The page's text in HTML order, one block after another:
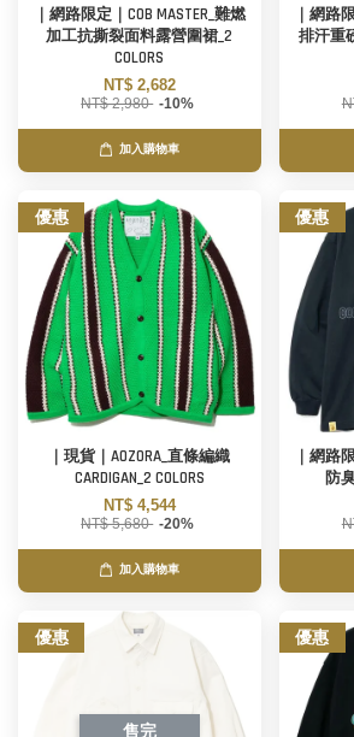
｜網路限定｜COB MASTER_難燃
加工抗撕裂面料露營圍裙_2
COLORS
NT$ 2,682
NT$ 2,980 -10%
加入購物車
｜網路
排汗重
優惠
｜現貨｜AOZORA_直條編織
CARDIGAN_2 COLORS
NT$ 4,544
NT$ 5,680 -20%
加入購物車
優惠
｜網路
防
優惠
售完
優惠